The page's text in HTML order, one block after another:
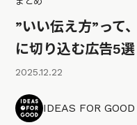
”いい伝え方”って
に切り込む広告5
2025.12.22
IDEAS FOR